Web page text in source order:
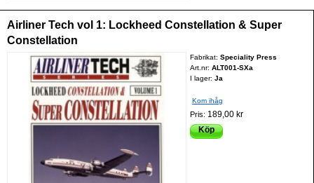
Airliner Tech vol 1: Lockheed Constellation & Super
Constellation
Fabrikat:Speciality Press
Art.nr:ALT001-SXa
I lager: Ja
Kom ihåg
Pris: 189,00 kr
Köp